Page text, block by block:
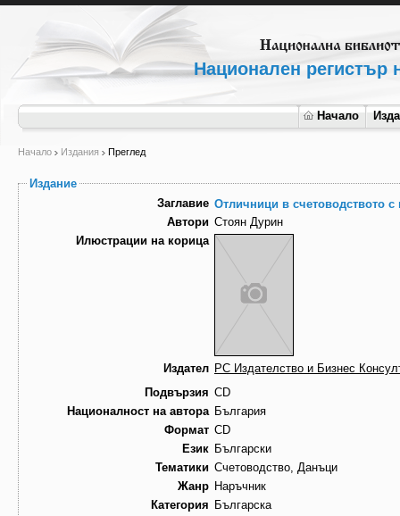
Национален регистър
Начало
Начало Издания Преглед
Издание
Заглавие Отличници в счетоводството
Автори Стоян Дурин
Илюстрации на корица
Издател РС Издателство и Бизнес
Подвързия CD
Националност на автора България
Формат CD
Език Български
Тематики Счетоводство, Данъци
Жанр Наръчник
Категория Българска